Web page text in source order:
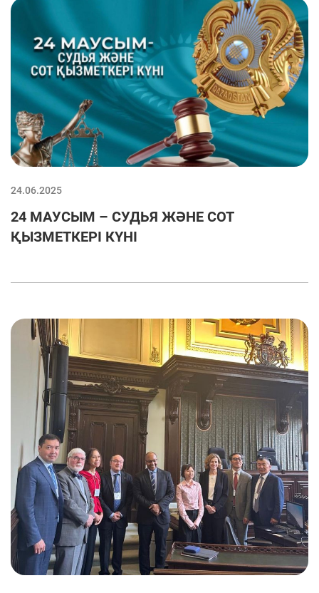
24.06.2025
24 МАУСЫМ – СУДЬЯ ЖӘНЕ СОТ
ҚЫЗМЕТКЕРІ КҮНІ